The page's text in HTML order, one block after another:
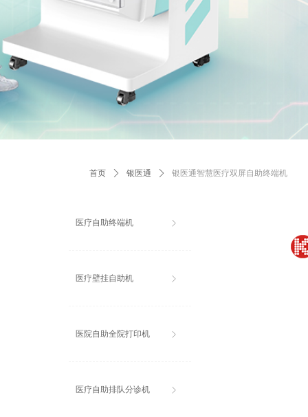
首页 ꄲ 银医通 ꄲ 银医通智慧医疗双屏自助终端机
医疗自助终端机 ꁕ
医疗壁挂自助机 ꁕ
医院自助全院打印机 ꁕ
医疗自助排队分诊机 ꁕ